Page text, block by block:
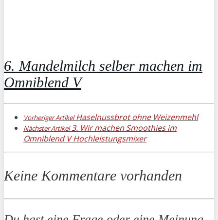
6. Mandelmilch selber machen im
Omniblend V
Vorheriger ArtikelHaselnussbrot ohne Weizenmehl
Nächster Artikel3. Wir machen Smoothies im
Omniblend V Hochleistungsmixer
Keine Kommentare vorhanden